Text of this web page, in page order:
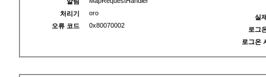
처리기
oro
오류 코드
0x80070002
실
로그
로그온